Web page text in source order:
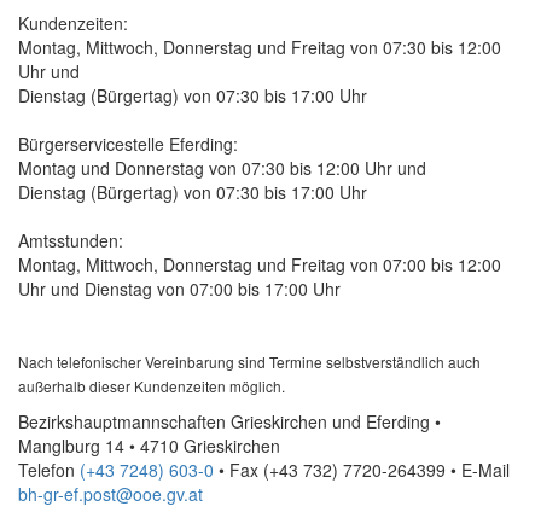
Kundenzeiten:
Montag, Mittwoch, Donnerstag und Freitag von 07:30 bis 12:00
Uhr und
Dienstag (Bürgertag) von 07:30 bis 17:00 Uhr
Bürgerservicestelle Eferding:
Montag und Donnerstag von 07:30 bis 12:00 Uhr und
Dienstag (Bürgertag) von 07:30 bis 17:00 Uhr
Amtsstunden:
Montag, Mittwoch, Donnerstag und Freitag von 07:00 bis 12:00
Uhr und Dienstag von 07:00 bis 17:00 Uhr
Nach telefonischer Vereinbarung sind Termine selbstverständlich auch
außerhalb dieser Kundenzeiten möglich.
Bezirkshauptmannschaften Grieskirchen und Eferding •
Manglburg 14 • 4710 Grieskirchen
Telefon (+43 7248) 603-0 • Fax (+43 732) 7720-264399 • E-Mail
bh-gr-ef.post@ooe.gv.at